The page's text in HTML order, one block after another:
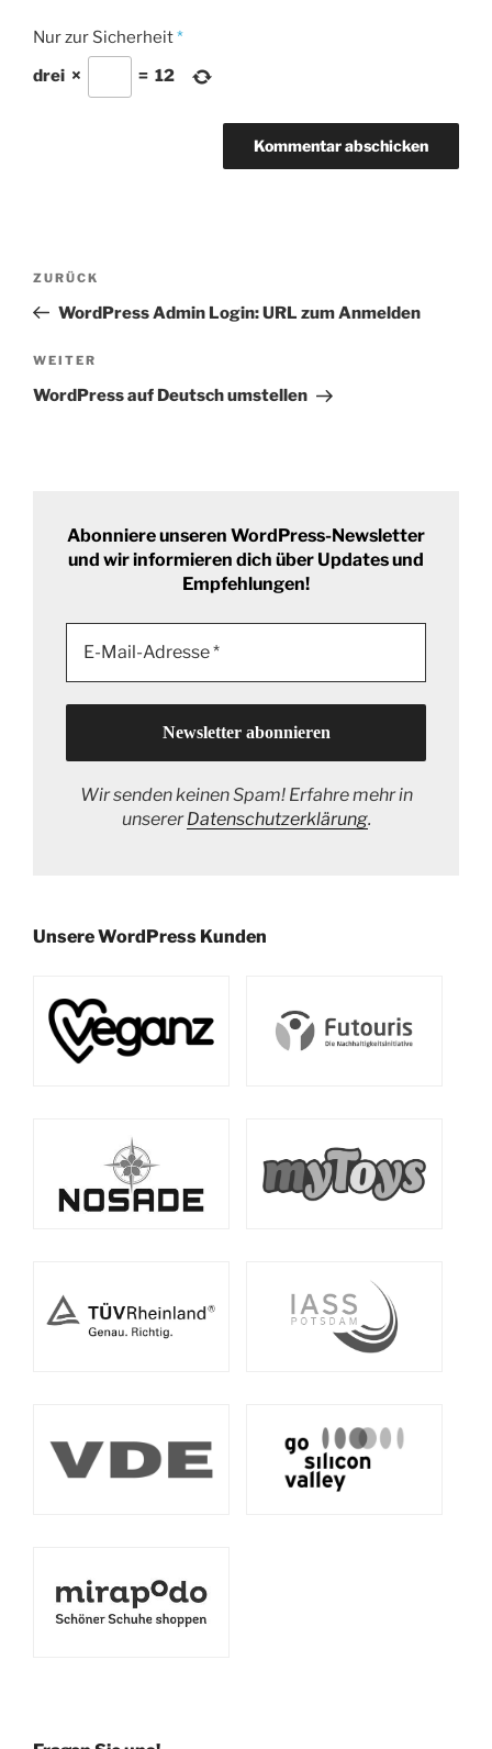
Nur zur Sicherheit*
drei × = 12
Beitrags-
Vorheriger
Beitrag
ZURÜCK
WordPress Admin Login: URL zum Anmelden
Nächster
Beitrag
WEITER
WordPress auf Deutsch umstellen
Abonniere unseren WordPress-Newsletter
und wir informieren dich über Updates und
Empfehlungen!
Wir senden keinen Spam! Erfahre mehr in
unsererDatenschutzerklärung.
Unsere WordPress Kunden